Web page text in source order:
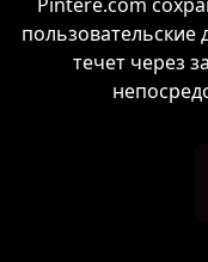
пользовательские
течет через